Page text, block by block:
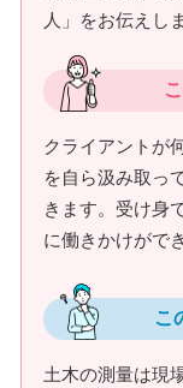
人」をお伝えし
クライアントが
を自ら汲み取っ
きます。受け身
に働きかけがで
こ
土木の測量は現